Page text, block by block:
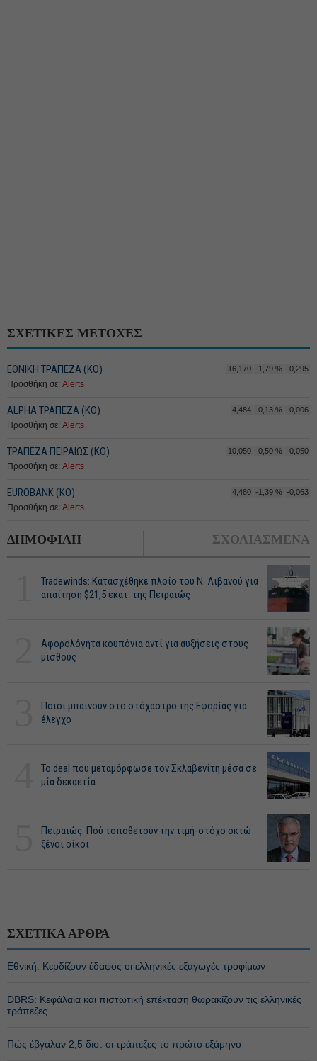
ΣΧΕΤΙΚΕΣ ΜΕΤΟΧΕΣ
ΕΘΝΙΚΗ ΤΡΑΠΕΖΑ (KO) 16,170 -1,79 % -0,295
Προσθήκη σε: Alerts
ALPHA ΤΡΑΠΕΖΑ (ΚΟ) 4,484 -0,13 % -0,006
Προσθήκη σε: Alerts
ΤΡΑΠΕΖΑ ΠΕΙΡΑΙΩΣ (ΚΟ) 10,050 -0,50 % -0,050
Προσθήκη σε: Alerts
EUROBANK (ΚΟ) 4,480 -1,39 % -0,063
Προσθήκη σε: Alerts
ΔΗΜΟΦΙΛΗ ΣΧΟΛΙΑΣΜΕΝΑ
Tradewinds: Κατασχέθηκε πλοίο του Ν. Λιβανού για
απαίτηση $21,5 εκατ. της Πειραιώς
Αφορολόγητα κουπόνια αντί για αυξήσεις στους
μισθούς
Ποιοι μπαίνουν στο στόχαστρο της Εφορίας για
έλεγχο
Το deal που μεταμόρφωσε τον Σκλαβενίτη μέσα σε
μία δεκαετία
Πειραιώς: Πού τοποθετούν την τιμή-στόχο οκτώ
ξένοι οίκοι
ΣΧΕΤΙΚΑ ΑΡΘΡΑ
Εθνική: Κερδίζουν έδαφος οι ελληνικές εξαγωγές τροφίμων
DBRS: Κεφάλαια και πιστωτική επέκταση θωρακίζουν τις ελληνικές
τράπεζες
Πώς έβγαλαν 2,5 δισ. οι τράπεζες το πρώτο εξάμηνο